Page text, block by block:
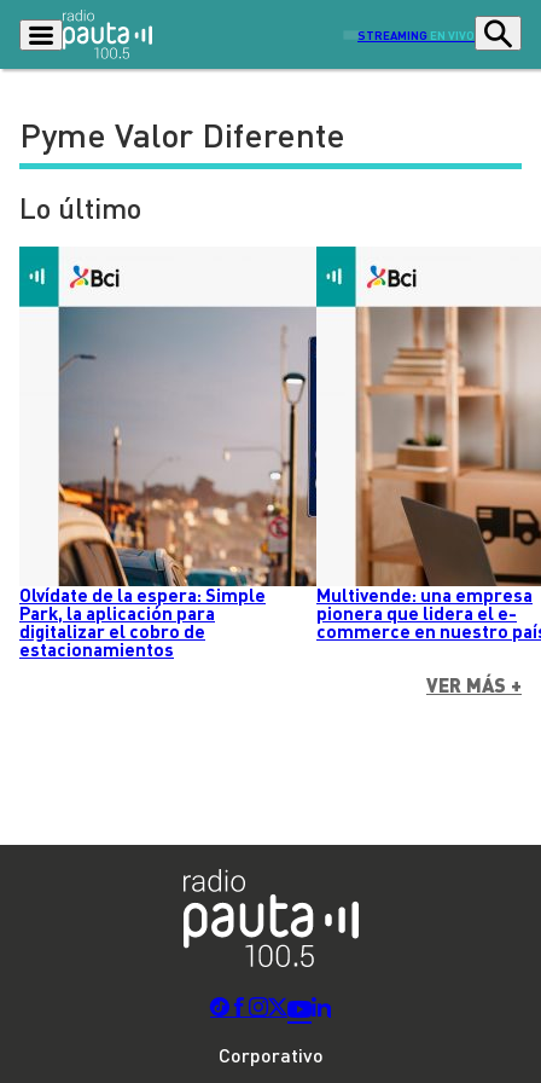
STREAMING EN VIVO
Lo Último
Ciudad
Sostenibilidad
Tendencias Deportes
Opinión
Dato en Pauta Señal 2
Contenido Patrocinado
Pyme Valor Diferente
Lo último
Olvídate de la espera: Simple
Park, la aplicación para
digitalizar el cobro de
estacionamientos
Multivende: una empresa
pionera que lidera el e-
commerce en nuestro
VER MÁS +
Corporativo